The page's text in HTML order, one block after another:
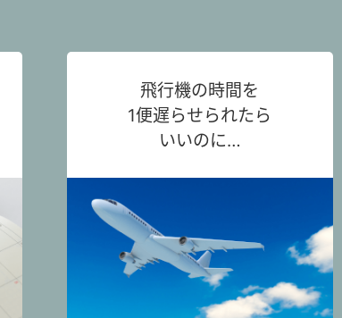
飛行機の時間を
1便遅らせられたら
いいのに…